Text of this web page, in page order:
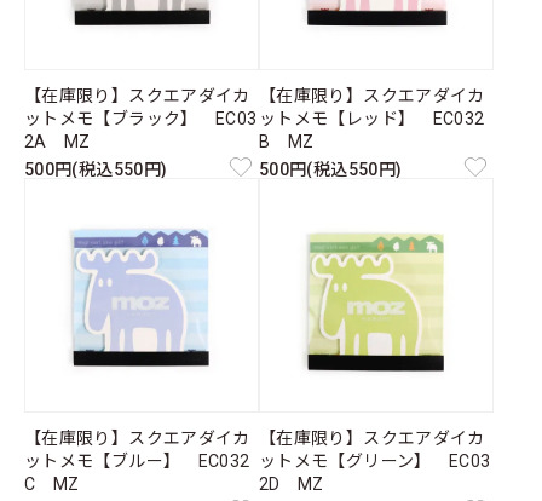
【在庫限り】スクエアダイカ
ットメモ【ブラック】 EC03
2A MZ
500円(税込550円)
【在庫限り】スクエアダイカ
ットメモ【レッド】 EC032
B MZ
500円(税込550円)
【在庫限り】スクエアダイカ
ットメモ【ブルー】 EC032
C MZ
【在庫限り】スクエアダイカ
ットメモ【グリーン】 EC03
2D MZ